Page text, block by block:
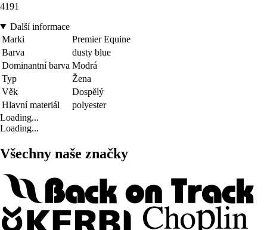
4191
Další informace
Marki
Premier Equine
Barva
dusty blue
Dominantní barva Modrá
Typ
Žena
Věk
Dospělý
Hlavní materiál
polyester
Loading...
Loading...
Všechny naše značky